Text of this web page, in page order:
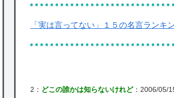
「実は言ってない」１５の名言ランキ
2： どこの誰かは知らないけれど：2006/05/